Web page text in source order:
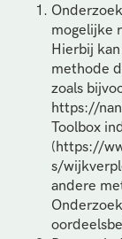
mogelijke
Hierbij
methode
zoals
https://
Toolbox
(https://
s/
andere